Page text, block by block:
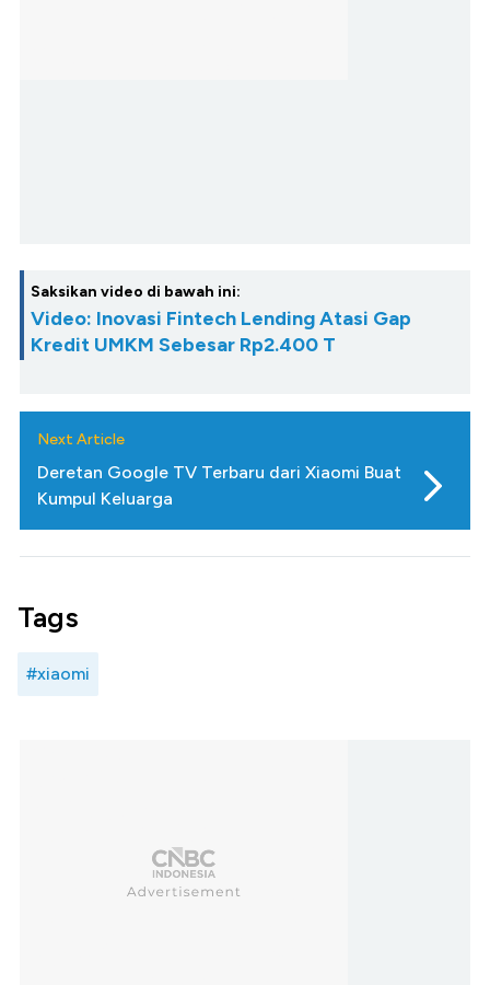
Saksikan video di bawah ini:
Video: Inovasi Fintech Lending Atasi Gap
Kredit UMKM Sebesar Rp2.400 T
Next Article
Deretan Google TV Terbaru dari Xiaomi Buat
Kumpul Keluarga
Tags
#xiaomi